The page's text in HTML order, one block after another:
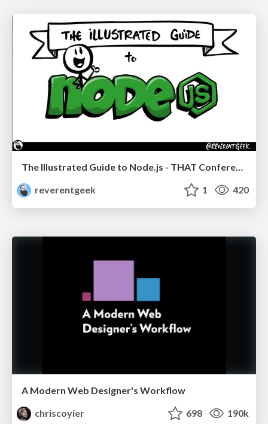
The Illustrated Guide to Node.js - THAT Conference 2024
reverentgeek
1 420
A Modern Web Designer's Workflow
chriscoyier
698 190k